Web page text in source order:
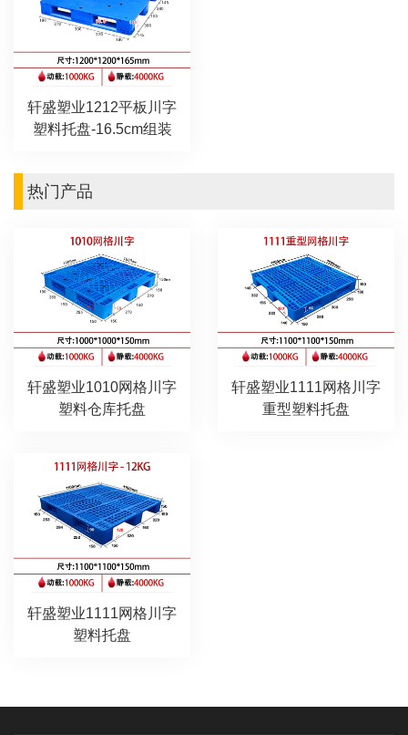
轩盛塑业1212平板川字
塑料托盘-16.5cm组装
热门产品
轩盛塑业1010网格川字
塑料仓库托盘
轩盛塑业1111网格川字
重型塑料托盘
轩盛塑业1111网格川字
塑料托盘